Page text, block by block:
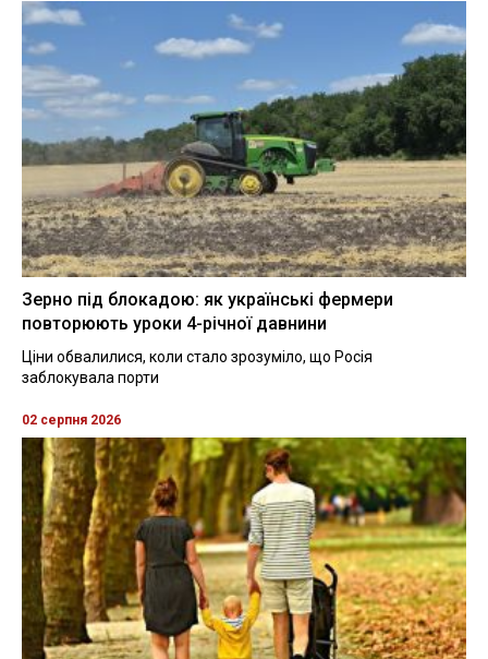
Зерно під блокадою: як українські фермери
повторюють уроки 4-річної давнини
Ціни обвалилися, коли стало зрозуміло, що Росія
заблокувала порти
02 серпня 2026